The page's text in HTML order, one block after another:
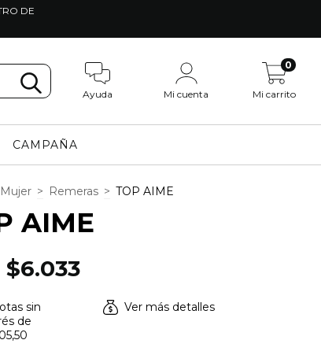
DE
Ayuda Mi cuenta Mi carrito
0
CAMPAÑA
Mujer > Remeras > TOP AIME
AIME
$6.033
sin
de
Ver más detalles